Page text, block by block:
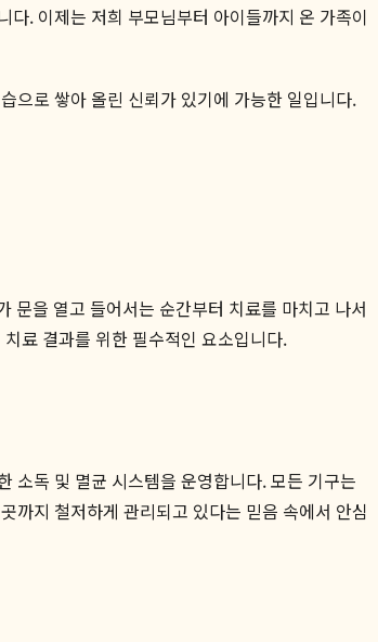
. 이제는 저희 부모님부터 아이들까지 온 가족이
으로 쌓아 올린 신뢰가 있기에 가능한 일입니다.
문을 열고 들어서는 순간부터 치료를 마치고 나서
료 결과를 위한 필수적인 요소입니다.
소독 및 멸균 시스템을 운영합니다. 모든 기구는
까지 철저하게 관리되고 있다는 믿음 속에서 안심